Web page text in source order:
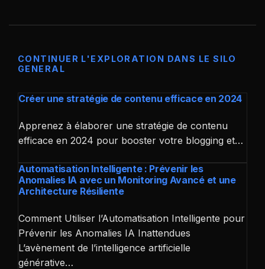
CONTINUER L'EXPLORATION DANS LE SILO
GENERAL
Créer une stratégie de contenu efficace en 2024
Apprenez à élaborer une stratégie de contenu
efficace en 2024 pour booster votre blogging et…
Automatisation Intelligente : Prévenir les
Anomalies IA avec un Monitoring Avancé et une
Architecture Résiliente
Comment Utiliser l’Automatisation Intelligente pour
Prévenir les Anomalies IA Inattendues
L’avènement de l’intelligence artificielle
générative…